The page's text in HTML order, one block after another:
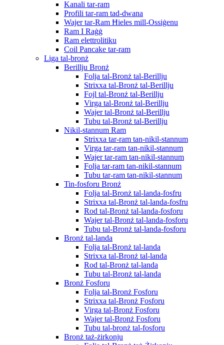
Kanali tar-ram
Profili tar-ram tad-dwana
Wajer tar-Ram Ħieles mill-Ossiġenu
Ram I Raġġ
Ram elettrolitiku
Coil Pancake tar-ram
Liga tal-bronż
Berillju Bronż
Folja tal-Bronż tal-Berillju
Strixxa tal-Bronż tal-Berillju
Fojl tal-Bronż tal-Berillju
Virga tal-Bronż tal-Berillju
Wajer tal-Bronż tal-Berillju
Tubu tal-Bronż tal-Berillju
Nikil-stannum Ram
Strixxa tar-ram tan-nikil-stannum
Virga tar-ram tan-nikil-stannum
Wajer tar-ram tan-nikil-stannum
Folja tar-ram tan-nikil-stannum
Tubu tar-ram tan-nikil-stannum
Tin-fosforu Bronż
Folja tal-Bronż tal-landa-fosfru
Strixxa tal-Bronż tal-landa-fosfru
Rod tal-Bronż tal-landa-fosforu
Wajer tal-Bronż tal-landa-fosforu
Tubu tal-Bronż tal-landa-fosforu
Bronż tal-landa
Folja tal-Bronż tal-landa
Strixxa tal-Bronż tal-landa
Rod tal-Bronż tal-landa
Tubu tal-Bronż tal-landa
Bronż Fosforu
Folja tal-Bronż Fosforu
Strixxa tal-Bronż Fosforu
Virga tal-Bronż Fosforu
Wajer tal-Bronż Fosforu
Tubu tal-bronż tal-fosforu
Bronż taż-żirkonju